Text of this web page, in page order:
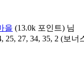
을 (13.0k 포인트) 님
25, 27, 34, 35, 2 (보너